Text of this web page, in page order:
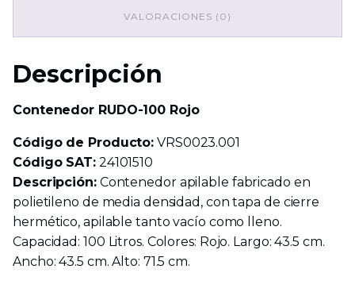
VALORACIONES (0)
Descripción
Contenedor RUDO-100 Rojo
Código de Producto: VRS0023.001
Código SAT:24101510
Descripción:Contenedor apilable fabricado en
polietileno de media densidad, con tapa de cierre
hermético, apilable tanto vacío como lleno.
Capacidad: 100 Litros. Colores: Rojo. Largo: 43.5 cm.
Ancho: 43.5 cm. Alto: 71.5 cm.